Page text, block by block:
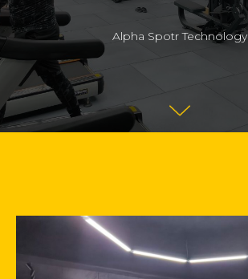
Alpha Spotr Technology